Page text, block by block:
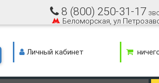
8 (800) 250-31-17
Беломорская, ул
Личный кабинет